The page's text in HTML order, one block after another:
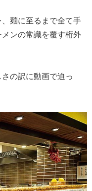
麺に至るまで全て手
ンの常識を覆す桁外
の訳に動画で迫っ